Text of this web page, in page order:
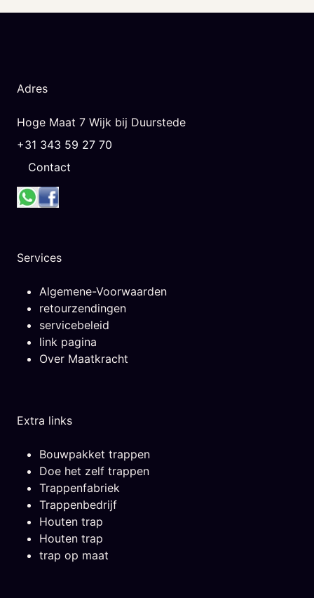
Adres
Hoge Maat 7 Wijk bij Duurstede
+31 343 59 27 70
Contact
Services
Algemene-Voorwaarden
retourzendingen
servicebeleid
link pagina
Over Maatkracht
Extra links
Bouwpakket trappen
Doe het zelf trappen
Trappenfabriek
Trappenbedrijf
Houten trap
Houten trap
trap op maat